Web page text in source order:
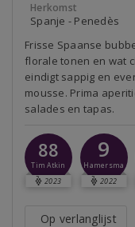
Herkomst
Spanje - Penedès
Frisse Spaanse
florale tonen en wat
eindigt sappig en
mousse. Prima
salades en tapas.
88
Tim Atkin
2023
9
Hamersma
2022
Op verlanglijst